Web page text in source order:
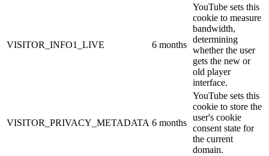
VISITOR_INFO1_LIVE 6 months
YouTube sets this
cookie to measure
bandwidth,
determining
whether the user
gets the new or
old player
interface.
VISITOR_PRIVACY_METADATA 6 months
YouTube sets this
cookie to store the
user's cookie
consent state for
the current
domain.